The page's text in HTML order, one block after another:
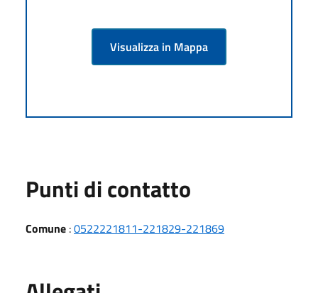
Visualizza in Mappa
Punti di contatto
Comune :0522221811-221829-221869